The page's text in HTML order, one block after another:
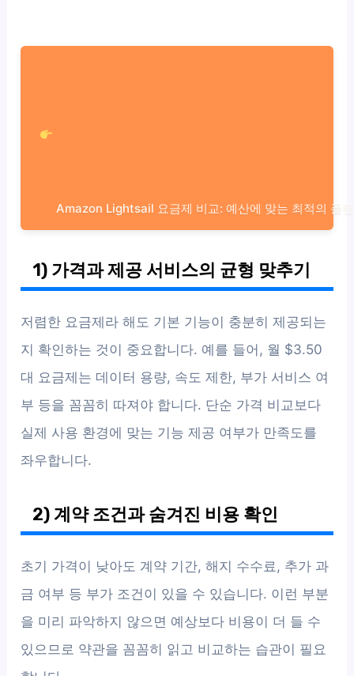
Amazon Lightsail 요금제 비교: 예산에 맞는 최적의 플
1) 가격과 제공 서비스의 균형 맞추기
저렴한 요금제라 해도 기본 기능이 충분히 제공되는
지 확인하는 것이 중요합니다. 예를 들어, 월 $3.50
대 요금제는 데이터 용량, 속도 제한, 부가 서비스 여
부 등을 꼼꼼히 따져야 합니다. 단순 가격 비교보다
실제 사용 환경에 맞는 기능 제공 여부가 만족도를
좌우합니다.
2) 계약 조건과 숨겨진 비용 확인
초기 가격이 낮아도 계약 기간, 해지 수수료, 추가 과
금 여부 등 부가 조건이 있을 수 있습니다. 이런 부분
을 미리 파악하지 않으면 예상보다 비용이 더 들 수
있으므로 약관을 꼼꼼히 읽고 비교하는 습관이 필요